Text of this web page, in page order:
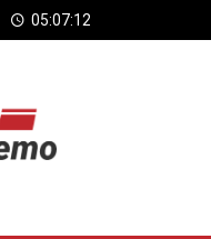
05:07:12